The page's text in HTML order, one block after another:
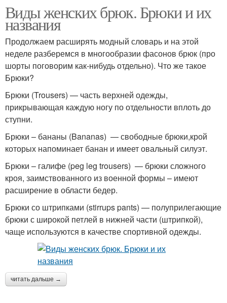
Виды женских брюк. Брюки и их
названия
Продолжаем расширять модный словарь и на этой
неделе разберемся в многообразии фасонов брюк (про
шорты поговорим как-нибудь отдельно). Что же такое
Брюки?
Брюки (Trousers) — часть верхней одежды,
прикрывающая каждую ногу по отдельности вплоть до
ступни.
Брюки – бананы (Bananas) — свободные брюки,крой
которых напоминает банан и имеет овальный силуэт.
Брюки – галифе (peg leg trousers) — брюки сложного
кроя, заимствованного из военной формы – имеют
расширение в области бедер.
Брюки со штрипками (stirrups pants) — полуприлегающие
брюки с широкой петлей в нижней части (штрипкой),
чаще используются в качестве спортивной одежды.
читать дальше →